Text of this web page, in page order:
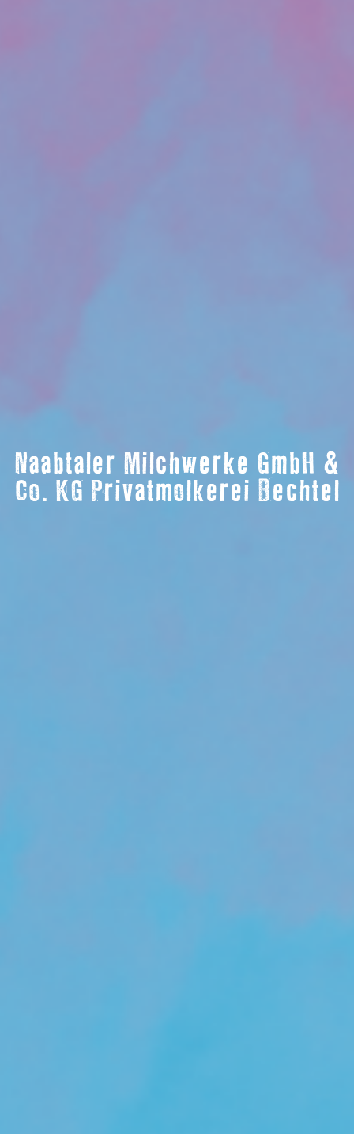
Naabtaler Milchwerke GmbH &
Co. KG Privatmolkerei Bechtel